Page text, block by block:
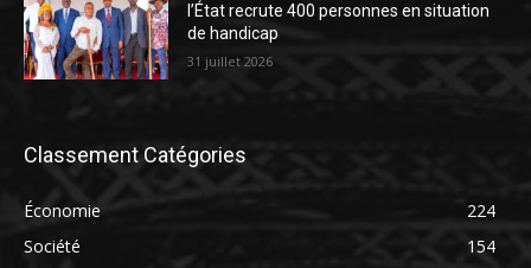
l’État recrute 400 personnes en situation
de handicap
31 juillet 2026
Classement Catégories
Économie
224
Société
154